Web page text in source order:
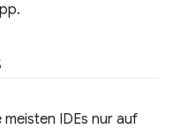
IDEs nur auf